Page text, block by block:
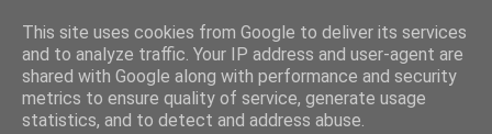
This site uses cookies from Google to deliver its services
and to analyze traffic. Your IP address and user-agent are
shared with Google along with performance and security
metrics to ensure quality of service, generate usage
statistics, and to detect and address abuse.